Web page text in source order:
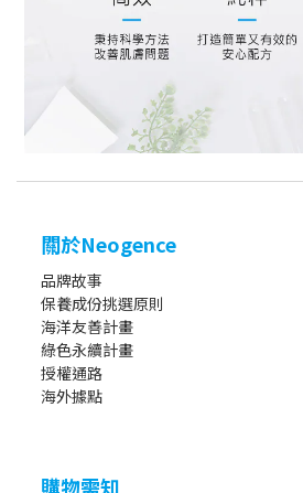
關於Neogence
品牌故事
保養成份挑選原則
海洋友善計畫
綠色永續計畫
授權通路
海外據點
購物需知